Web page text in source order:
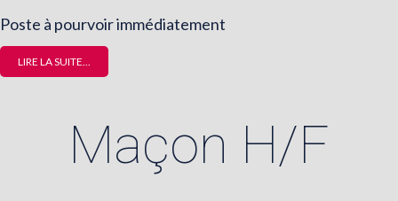
Poste à pourvoir immédiatement
LIRE LA SUITE...
Maçon H/F